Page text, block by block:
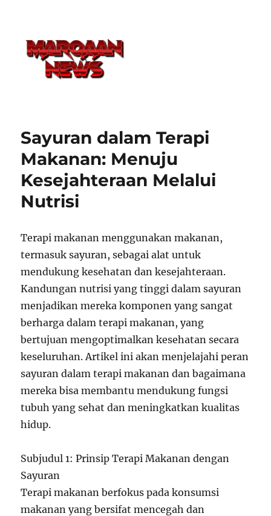
Sayuran dalam Terapi
Makanan: Menuju
Kesejahteraan Melalui
Nutrisi
Terapi makanan menggunakan makanan,
termasuk sayuran, sebagai alat untuk
mendukung kesehatan dan kesejahteraan.
Kandungan nutrisi yang tinggi dalam sayuran
menjadikan mereka komponen yang sangat
berharga dalam terapi makanan, yang
bertujuan mengoptimalkan kesehatan secara
keseluruhan. Artikel ini akan menjelajahi peran
sayuran dalam terapi makanan dan bagaimana
mereka bisa membantu mendukung fungsi
tubuh yang sehat dan meningkatkan kualitas
hidup.
Subjudul 1: Prinsip Terapi Makanan dengan
Sayuran
Terapi makanan berfokus pada konsumsi
makanan yang bersifat mencegah dan